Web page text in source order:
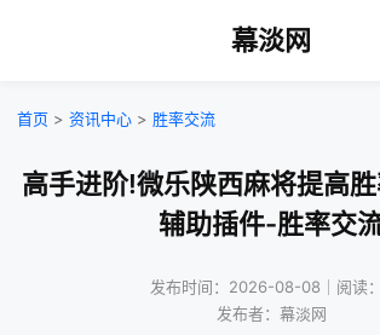
幕淡网
首页 > 资讯中心 > 胜率交流
高手进阶!微乐陕西麻将提高
辅助插件-胜率交
发布时间：2026-08-08｜阅读
发布者：幕淡网